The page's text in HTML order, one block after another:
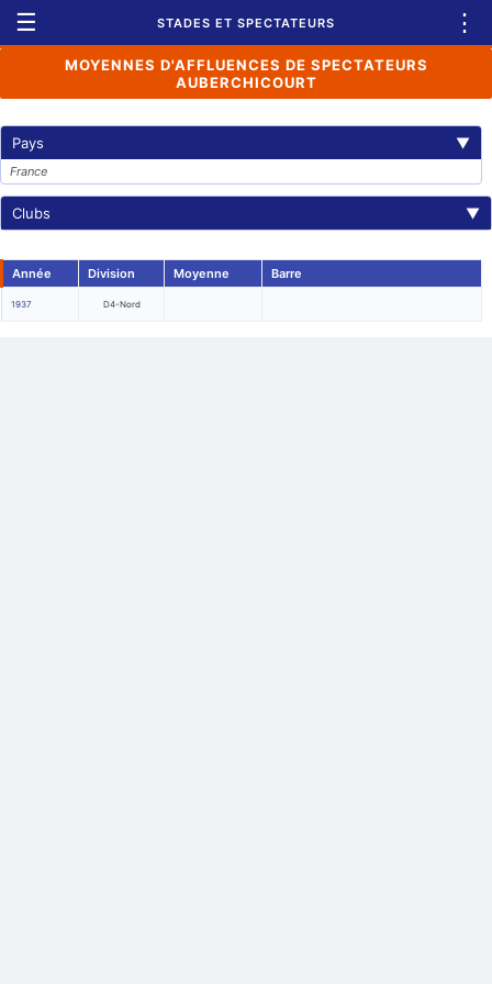
☰ STADES ET SPECTATEURS ⋮
MOYENNES D'AFFLUENCES DE SPECTATEURS
AUBERCHICOURT
Pays ▼
France
Clubs ▼
Année Division Moyenne Barre
1937 D4-Nord